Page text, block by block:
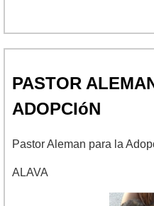
PASTOR
ADOPCIóN
Pastor Aleman para la
ALAVA